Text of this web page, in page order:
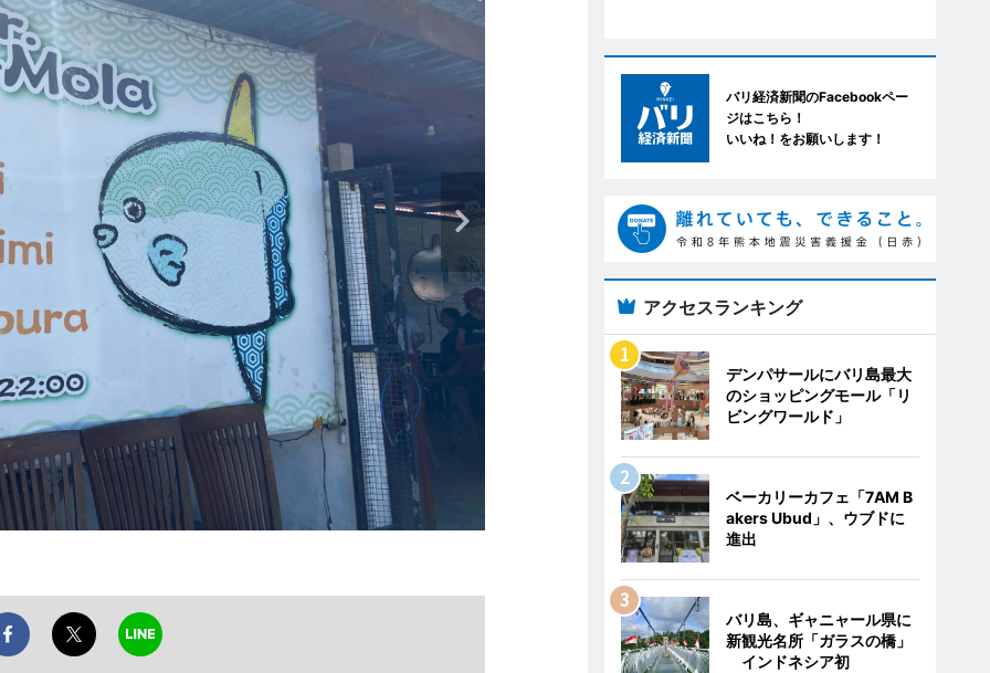
バリ経済新聞のFacebookペー
ジはこちら！
いいね！をお願いします！
アクセスランキング
デンパサールにバリ島最大
のショッピングモール「リ
ビングワールド」
ベーカリーカフェ「7AM B
akers Ubud」、ウブドに
進出
バリ島、ギャニャール県に
新観光名所「ガラスの橋」
インドネシア初